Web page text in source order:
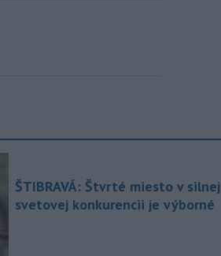
ŠTIBRAVÁ: Štvrté miesto v silnej
svetovej konkurencii je výborné